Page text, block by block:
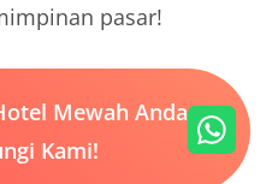
pasar!
Mewah Anda
Kami!